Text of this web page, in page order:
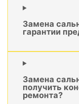
Замена
гарантии
Замена
получить
ремонта?